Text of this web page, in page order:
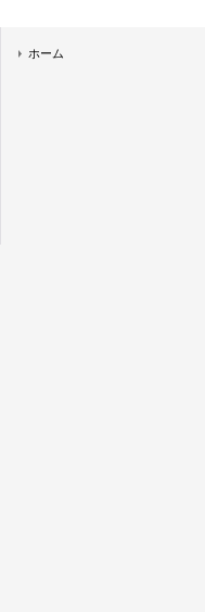
ホーム